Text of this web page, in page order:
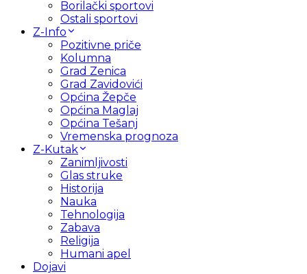
Borilački sportovi
Ostali sportovi
Z-Info
Pozitivne priče
Kolumna
Grad Zenica
Grad Zavidovići
Općina Žepče
Općina Maglaj
Općina Tešanj
Vremenska prognoza
Z-Kutak
Zanimljivosti
Glas struke
Historija
Nauka
Tehnologija
Zabava
Religija
Humani apel
Dojavi